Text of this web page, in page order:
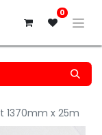
0
1370mm x 25m